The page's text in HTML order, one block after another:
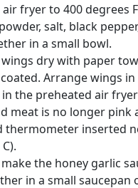
fryer to 400 degrees
salt, black
in a small bowl.
wings dry with paper
Arrange wings
in the preheated air
meat is no longer pink
thermometer inserted
the honey garlic
in a small saucepan